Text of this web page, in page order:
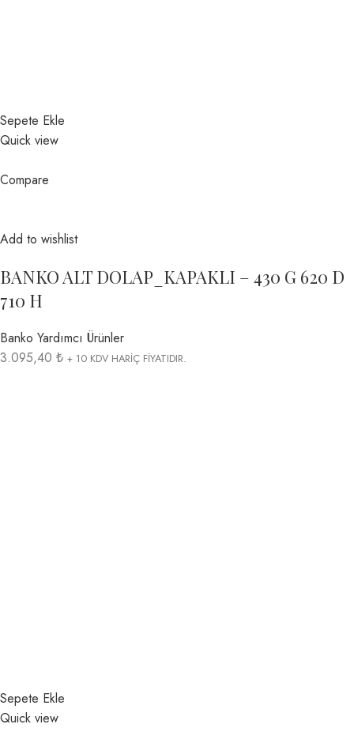
Sepete Ekle
Quick view
Compare
Add to wishlist
BANKO ALT DOLAP_KAPAKLI – 430 G 620 D
710 H
Banko Yardımcı Ürünler
3.095,40 ₺ + 10 KDV HARİÇ FİYATIDIR.
Sepete Ekle
Quick view